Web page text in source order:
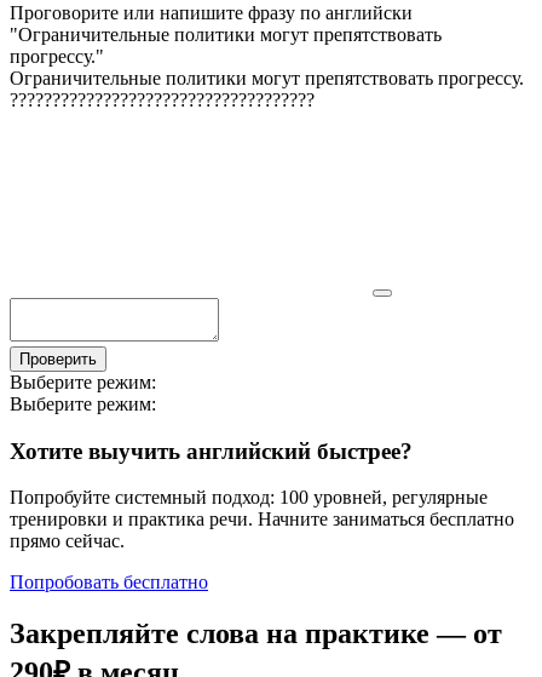
Проговорите или напишите фразу по английски
"Ограничительные политики могут препятствовать
прогрессу."
Ограничительные политики могут препятствовать прогрессу.
????????????????????????????????????
Проверить
Выберите режим:
Выберите режим:
Хотите выучить английский быстрее?
Попробуйте системный подход: 100 уровней, регулярные
тренировки и практика речи. Начните заниматься бесплатно
прямо сейчас.
Попробовать бесплатно
Закрепляйте слова на практике — от